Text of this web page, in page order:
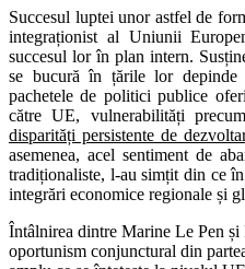
Succesul luptei unor astfel de
integraționist al Uniunii
succesul lor în plan intern.
se bucură în țările lor depinde
pachetele de politici publice
către UE, vulnerabilități
disparități persistente de
asemenea, acel sentiment de
tradiționaliste, l-au simțit din ce
integrări economice regionale și
Întâlnirea dintre Marine Le Pen și
oportunism conjunctural din